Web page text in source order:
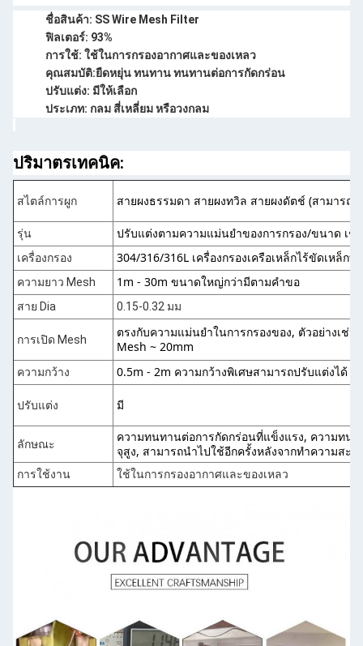
ชื่อสินค้า: SS Wire Mesh Filter
ฟิลเตอร์: 93%
การใช้: ใช้ในการกรองอากาศและของเหลว
คุณสมบัติ:ยืดหยุ่น ทนทาน ทนทานต่อการกัดกร่อน
ปรับแต่ง: มีให้เลือก
ประเภท: กลม สี่เหลี่ยม หรือวงกลม
ปริมาตรเทคนิค:
สไตล์การผูก สายผงธรรมดา สายผงทวิล สายผงดัตช์ (สามารถป
รุ่น ปรับแต่งตามความแม่นยําของการกรอง/ขนาด เช่
เครื่องกรอง 304/316/316L เครื่องกรองเครือเหล็กไร้ขัดเหล็ก
ความยาว Mesh 1m - 30m ขนาดใหญ่กว่ามีตามคําขอ
สาย Dia 0.15-0.32 มม
การเปิด Mesh
ตรงกับความแม่นยําในการกรองของ, ตัวอย่างเช่น
Mesh ~ 20mm
ความกว้าง 0.5m - 2m ความกว้างพิเศษสามารถปรับแต่งได้
ปรับแต่ง มี
ลักษณะ
ความทนทานต่อการกัดกร่อนที่แข็งแรง, ความทน
จุสูง, สามารถนําไปใช้อีกครั้งหลังจากทําความสะอ
การใช้งาน ใช้ในการกรองอากาศและของเหลว